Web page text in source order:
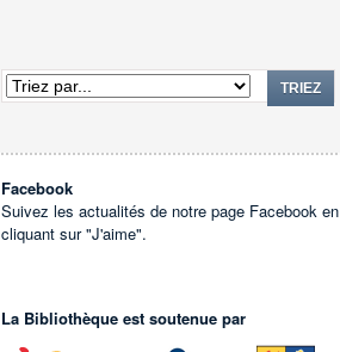
TRIEZ
Facebook
Suivez les actualités de notre page Facebook en
cliquant sur "J'aime".
La Bibliothèque est soutenue par